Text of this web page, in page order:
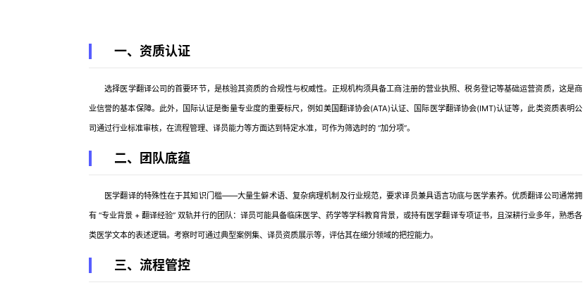
一、资质认证
选择医学翻译公司的首要环节，是核验其资质的合规性与权威性。正规机构须具备工商注册的营业执照、税务登记等基础运营资质，这是商
业信誉的基本保障。此外，国际认证是衡量专业度的重要标尺，例如美国翻译协会(ATA)认证、国际医学翻译协会(IMT)认证等，此类资质表明公
司通过行业标准审核，在流程管理、译员能力等方面达到特定水准，可作为筛选时的 “加分项”。
二、团队底蕴
医学翻译的特殊性在于其知识门槛——大量生僻术语、复杂病理机制及行业规范，要求译员兼具语言功底与医学素养。优质翻译公司通常拥
有 “专业背景 + 翻译经验” 双轨并行的团队：译员可能具备临床医学、药学等学科教育背景，或持有医学翻译专项证书，且深耕行业多年，熟悉各
类医学文本的表述逻辑。考察时可通过典型案例集、译员资质展示等，评估其在细分领域的把控能力。
三、流程管控